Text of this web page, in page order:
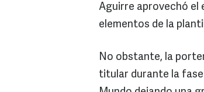
Aguirre aprovechó el
elementos de la
No obstante, la
titular durante la fase